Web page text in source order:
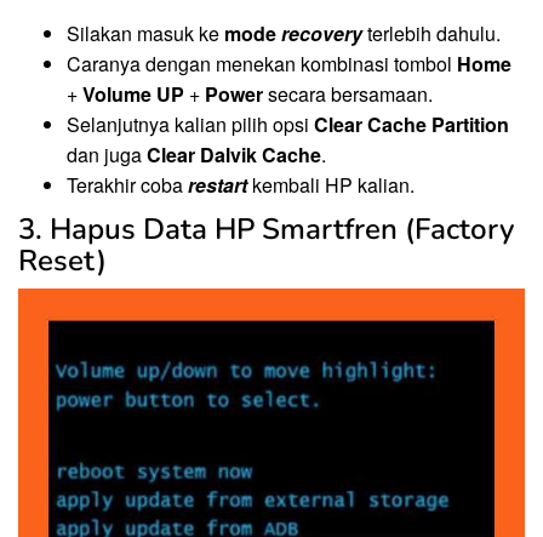
Silakan masuk ke moderecoveryterlebih dahulu.
Caranya dengan menekan kombinasi tombol Home
+Volume UP + Powersecara bersamaan.
Selanjutnya kalian pilih opsi Clear Cache Partition
dan jugaClear Dalvik Cache.
Terakhir cobarestartkembali HP kalian.
3. Hapus Data HP Smartfren (Factory
Reset)